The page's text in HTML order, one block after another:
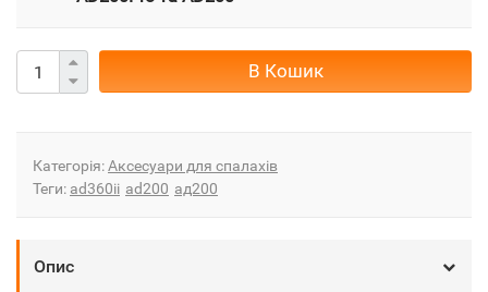
В Кошик
Категорія:Аксесуари для спалахів
Теги: ad360ii ad200 ад200
Опис